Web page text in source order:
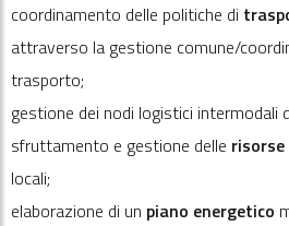
coordinamento delle politiche di
attraverso la gestione comune/
trasporto;
gestione dei nodi logistici intermodali
sfruttamento e gestione delle
locali;
elaborazione di un piano energetico